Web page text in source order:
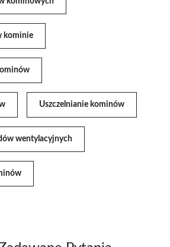
kominie
Uszczelnianie kominów
wentylacyjnych